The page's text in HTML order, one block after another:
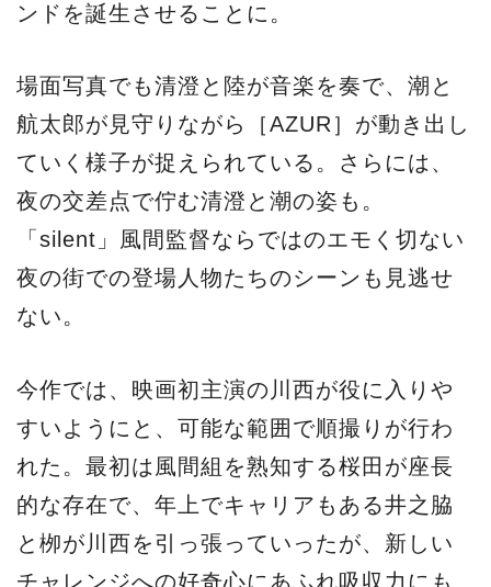
ンドを誕生させることに。
場面写真でも清澄と陸が音楽を奏で、潮と
航太郎が見守りながら［AZUR］が動き出し
ていく様子が捉えられている。さらには、
夜の交差点で佇む清澄と潮の姿も。
「silent」風間監督ならではのエモく切ない
夜の街での登場人物たちのシーンも見逃せ
ない。
今作では、映画初主演の川西が役に入りや
すいようにと、可能な範囲で順撮りが行わ
れた。最初は風間組を熟知する桜田が座長
的な存在で、年上でキャリアもある井之脇
と栁が川西を引っ張っていったが、新しい
チャレンジへの好奇心にあふれ吸収力にも